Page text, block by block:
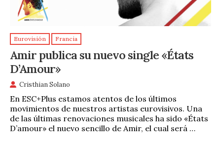
Eurovisión Francia
Amir publica su nuevo single «États
D’Amour»
Cristhian Solano
En ESC+Plus estamos atentos de los últimos
movimientos de nuestros artistas eurovisivos. Una
de las últimas renovaciones musicales ha sido «États
D’amour» el nuevo sencillo de Amir, el cual será …